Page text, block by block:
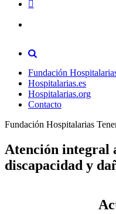
Fundación
Hospitalarias.es
Hospitalarias.org
Contacto
Fundación Hospitalarias
Atención integral
discapacidad y